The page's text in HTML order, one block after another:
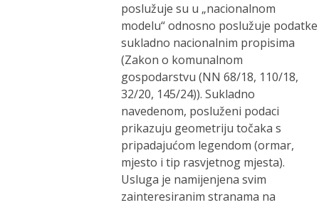
poslužuje su u „nacionalnom
modelu“ odnosno poslužuje podatke
sukladno nacionalnim propisima
(Zakon o komunalnom
gospodarstvu (NN 68/18, 110/18,
32/20, 145/24)). Sukladno
navedenom, posluženi podaci
prikazuju geometriju točaka s
pripadajućom legendom (ormar,
mjesto i tip rasvjetnog mjesta).
Usluga je namijenjena svim
zainteresiranim stranama na